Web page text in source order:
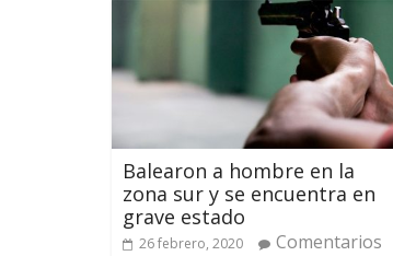
Balearon a hombre en la
zona sur y se encuentra en
grave estado
26 febrero, 2020
Comentarios